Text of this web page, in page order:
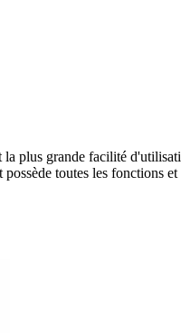
plus grande facilité
toutes les fonctions